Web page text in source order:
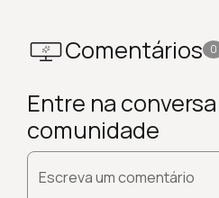
Comentários 0
Entre na
comunidade
Escreva um comentário